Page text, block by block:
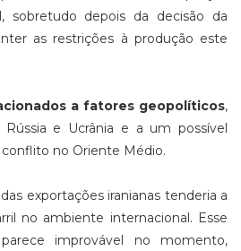
sobretudo depois da decisão da
as restrições à produção este
a fatores geopolíticos,
e Ucrânia e a um possível
no Oriente Médio.
exportações iranianas tenderia a
no ambiente internacional. Esse
improvável no momento,